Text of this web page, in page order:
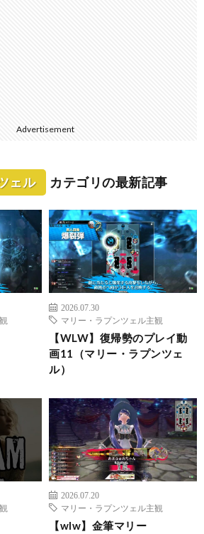
Advertisement
ェル カテゴリの最新記事
2026.07.30
マリー・ラプンツェル主観
【WLW】復帰勢のプレイ動
画11（マリー・ラプンツェ
ル）
2026.07.20
マリー・ラプンツェル主観
【wlw】金筆マリー